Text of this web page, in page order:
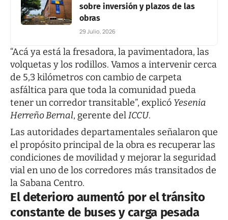
sobre inversión y plazos de las
obras
29 Julio, 2026
“Acá ya está la fresadora, la pavimentadora, las
volquetas y los rodillos. Vamos a intervenir cerca
de 5,3 kilómetros con cambio de carpeta
asfáltica para que toda la comunidad pueda
tener un corredor transitable”, explicó Yesenia
Herreño Bernal, gerente delICCU.
Las autoridades departamentales señalaron que
el propósito principal de la obra es recuperar las
condiciones de movilidad y mejorar la seguridad
vial en uno de los corredores más transitados de
la Sabana Centro.
El deterioro aumentó por el tránsito
constante de buses y carga pesada